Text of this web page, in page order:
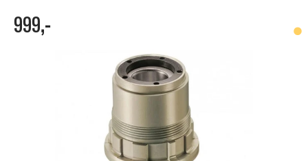
999,-